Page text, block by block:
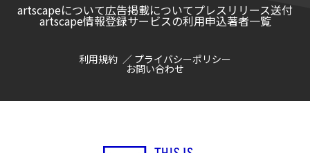
artscapeについて広告掲載についてプレスリリース送付
artscape情報登録サービスの利用申込著者一覧
利用規約 プライバシーポリシー
お問い合わせ